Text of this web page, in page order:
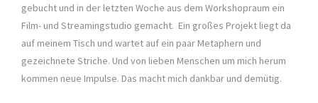
gebucht und in der letzten Woche aus dem Workshopraum ein
Film- und Streamingstudio gemacht. Ein großes Projekt liegt da
auf meinem Tisch und wartet auf ein paar Metaphern und
gezeichnete Striche. Und von lieben Menschen um mich herum
kommen neue Impulse. Das macht mich dankbar und demütig.